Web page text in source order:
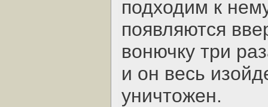
подходим к
появляются
вонючку три
и он весь
уничтожен.